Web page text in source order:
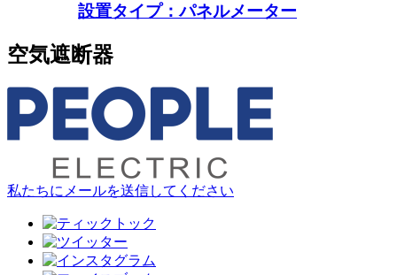
設置タイプ：パネルメーター
空気遮断器
私たちにメールを送信してください